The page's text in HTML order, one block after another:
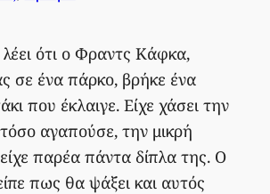
ότι ο Φραντς Κάφκα,
σε ένα πάρκο, βρήκε ένα
που έκλαιγε. Είχε χάσει την
αγαπούσε, την μικρή
παρέα πάντα δίπλα της. Ο
πως θα ψάξει και αυτός